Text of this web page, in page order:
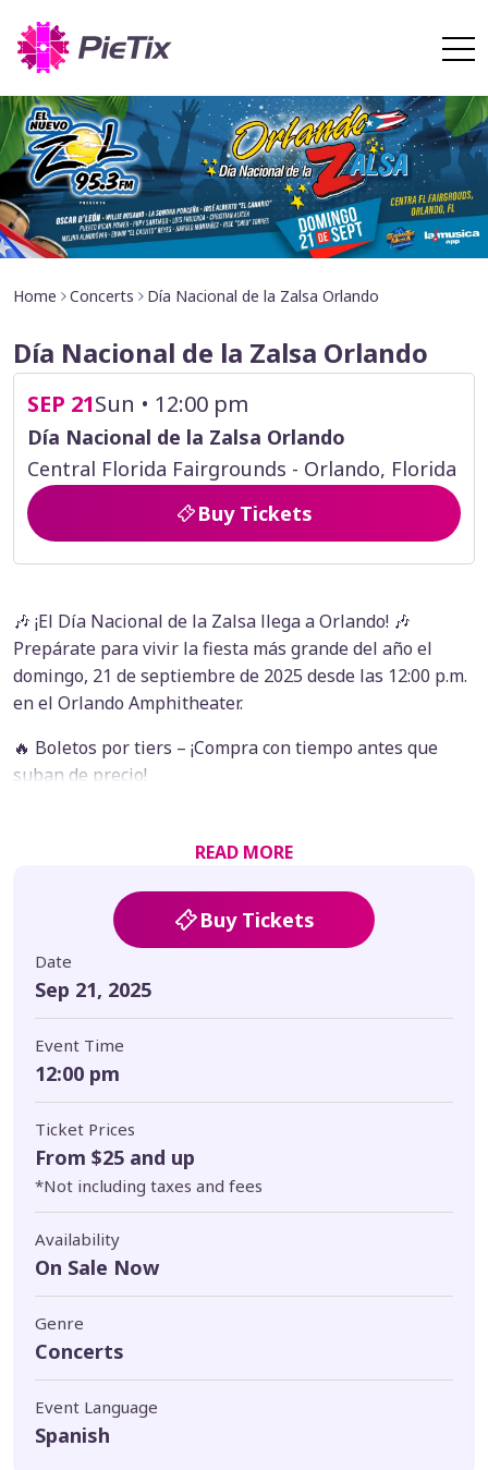
Home Concerts Día Nacional de la Zalsa Orlando
Día Nacional de la Zalsa Orlando
SEP 21Sun • 12:00 pm
Día Nacional de la Zalsa Orlando
Central Florida Fairgrounds - Orlando, Florida
Buy Tickets
🎶 ¡El Día Nacional de la Zalsa llega a Orlando! 🎶
Prepárate para vivir la fiesta más grande del año el
domingo, 21 de septiembre de 2025 desde las 12:00 p.m.
en el Orlando Amphitheater.
🔥 Boletos por tiers – ¡Compra con tiempo antes que
suban de precio!
Oscar D' León / Willie Rosario / La Sonora Ponceña /
Puerto Rican Power / José Alberto "El Canario" / Pupy
Santiago / Christian Alicea / Luis Figueroa / Melina
Almodóvar / Edwin 'El Calvito' Reyes / Harold Montañez
/ Jose 'Cheo' Torres
🚫 Artículos NO permitidos:
Sillas (de ningún estilo ni de playa)
Neveritas o hieleras
Cámaras profesionales
Trípodes
Lentes removibles o de alto alcance
Botellas de perfume
Armas de fuego
Armas blancas
Cornetas o pitos
Sustancias controladas
Punteros láser
Máscaras o cualquier forma de cubrir el rostro
READ MORE
Buy Tickets
Date
Sep 21, 2025
Event Time
12:00 pm
Ticket Prices
From $25 and up
*Not including taxes and fees
Availability
On Sale Now
Genre
Concerts
Event Language
Spanish